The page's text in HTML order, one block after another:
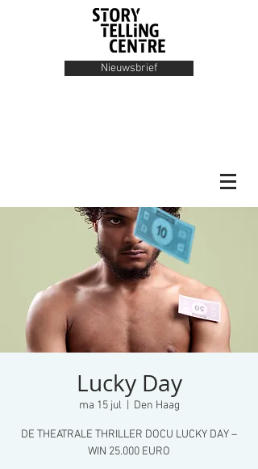
Nieuwsbrief
Lucky Day
ma 15 jul Den Haag
DE THEATRALE THRILLER DOCU LUCKY DAY –
WIN 25.000 EURO